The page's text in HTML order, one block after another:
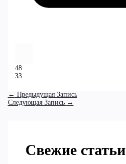
48
33
← Предыдущая Запись
Следующая Запись →
Свежие статьи